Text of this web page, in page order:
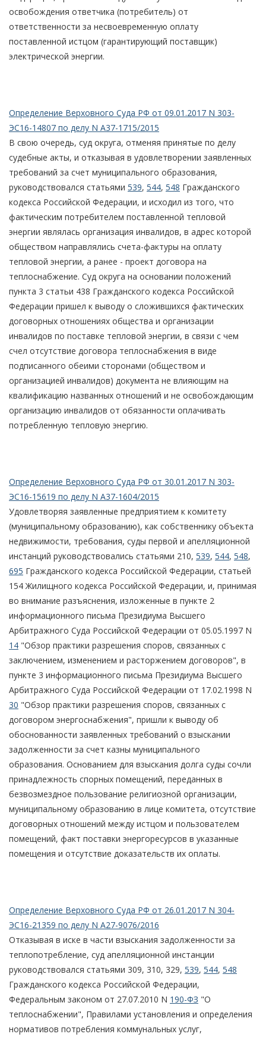
освобождения ответчика (потребитель) от
ответственности за несвоевременную оплату
поставленной истцом (гарантирующий поставщик)
электрической энергии.
Определение Верховного Суда РФ от 09.01.2017 N 303-
ЭС16-14807 по делу N А37-1715/2015
В свою очередь, суд округа, отменяя принятые по делу
судебные акты, и отказывая в удовлетворении заявленных
требований за счет муниципального образования,
руководствовался статьями 539, 544, 548 Гражданского
кодекса Российской Федерации, и исходил из того, что
фактическим потребителем поставленной тепловой
энергии являлась организация инвалидов, в адрес которой
обществом направлялись счета-фактуры на оплату
тепловой энергии, а ранее - проект договора на
теплоснабжение. Суд округа на основании положений
пункта 3 статьи 438 Гражданского кодекса Российской
Федерации пришел к выводу о сложившихся фактических
договорных отношениях общества и организации
инвалидов по поставке тепловой энергии, в связи с чем
счел отсутствие договора теплоснабжения в виде
подписанного обеими сторонами (обществом и
организацией инвалидов) документа не влияющим на
квалификацию названных отношений и не освобождающим
организацию инвалидов от обязанности оплачивать
потребленную тепловую энергию.
Определение Верховного Суда РФ от 30.01.2017 N 303-
ЭС16-15619 по делу N А37-1604/2015
Удовлетворяя заявленные предприятием к комитету
(муниципальному образованию), как собственнику объекта
недвижимости, требования, суды первой и апелляционной
инстанций руководствовались статьями 210, 539, 544, 548,
695 Гражданского кодекса Российской Федерации, статьей
154 Жилищного кодекса Российской Федерации, и, принимая
во внимание разъяснения, изложенные в пункте 2
информационного письма Президиума Высшего
Арбитражного Суда Российской Федерации от 05.05.1997 N
14 "Обзор практики разрешения споров, связанных с
заключением, изменением и расторжением договоров", в
пункте 3 информационного письма Президиума Высшего
Арбитражного Суда Российской Федерации от 17.02.1998 N
30 "Обзор практики разрешения споров, связанных с
договором энергоснабжения", пришли к выводу об
обоснованности заявленных требований о взыскании
задолженности за счет казны муниципального
образования. Основанием для взыскания долга суды сочли
принадлежность спорных помещений, переданных в
безвозмездное пользование религиозной организации,
муниципальному образованию в лице комитета, отсутствие
договорных отношений между истцом и пользователем
помещений, факт поставки энергоресурсов в указанные
помещения и отсутствие доказательств их оплаты.
Определение Верховного Суда РФ от 26.01.2017 N 304-
ЭС16-21359 по делу N А27-9076/2016
Отказывая в иске в части взыскания задолженности за
теплопотребление, суд апелляционной инстанции
руководствовался статьями 309, 310, 329, 539, 544, 548
Гражданского кодекса Российской Федерации,
Федеральным законом от 27.07.2010 N 190-ФЗ "О
теплоснабжении", Правилами установления и определения
нормативов потребления коммунальных услуг,